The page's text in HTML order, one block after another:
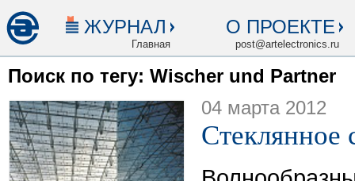
ЖУРНАЛ
Главная
О ПРОЕКТЕ
post@artelectronics.ru
Поиск по тегу: Wischer und Partner
04 марта 2012
Стеклянное